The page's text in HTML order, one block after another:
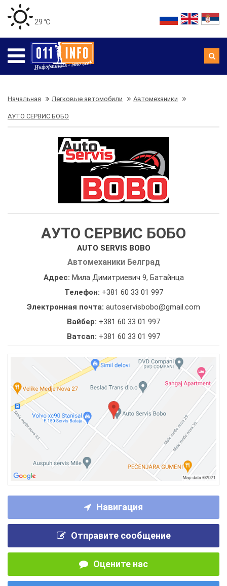
29 ℃
Начальная Легковые автомобили Автомеханики
АУТО СЕРВИС БОБО
АУТО СЕРВИС БОБО
AUTO SERVIS BOBO
Автомеханики Белград
Адрес: Мила Димитриевич 9, Батайнца
Телефон: +381 60 33 01 997
Электронная почта: autoservisbobo@gmail.com
Вайбер: +381 60 33 01 997
Ватсап: +381 60 33 01 997
Навигация
Отправите сообщение
Оцените нас